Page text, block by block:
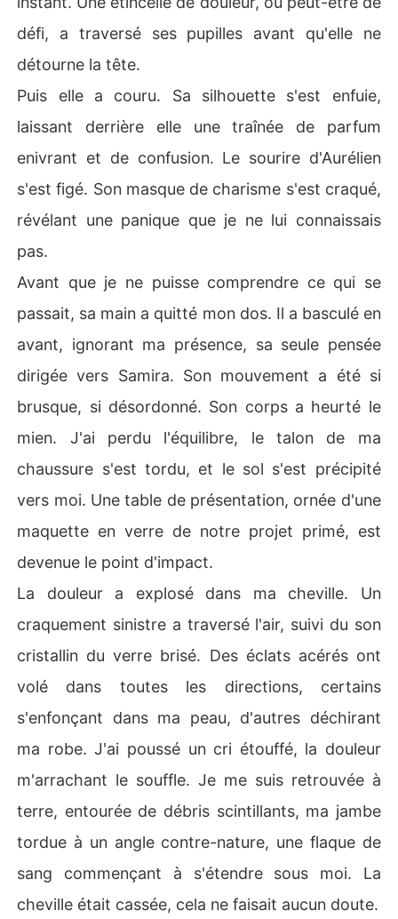
défi, a traversé ses pupilles avant qu'elle ne
détourne la tête.
Puis elle a couru. Sa silhouette s'est enfuie,
laissant derrière elle une traînée de parfum
enivrant et de confusion. Le sourire d'Aurélien
s'est figé. Son masque de charisme s'est craqué,
révélant une panique que je ne lui connaissais
pas.
Avant que je ne puisse comprendre ce qui se
passait, sa main a quitté mon dos. Il a basculé en
avant, ignorant ma présence, sa seule pensée
dirigée vers Samira. Son mouvement a été si
brusque, si désordonné. Son corps a heurté le
mien. J'ai perdu l'équilibre, le talon de ma
chaussure s'est tordu, et le sol s'est précipité
vers moi. Une table de présentation, ornée d'une
maquette en verre de notre projet primé, est
devenue le point d'impact.
La douleur a explosé dans ma cheville. Un
craquement sinistre a traversé l'air, suivi du son
cristallin du verre brisé. Des éclats acérés ont
volé dans toutes les directions, certains
s'enfonçant dans ma peau, d'autres déchirant
ma robe. J'ai poussé un cri étouffé, la douleur
m'arrachant le souffle. Je me suis retrouvée à
terre, entourée de débris scintillants, ma jambe
tordue à un angle contre-nature, une flaque de
sang commençant à s'étendre sous moi. La
cheville était cassée, cela ne faisait aucun doute.